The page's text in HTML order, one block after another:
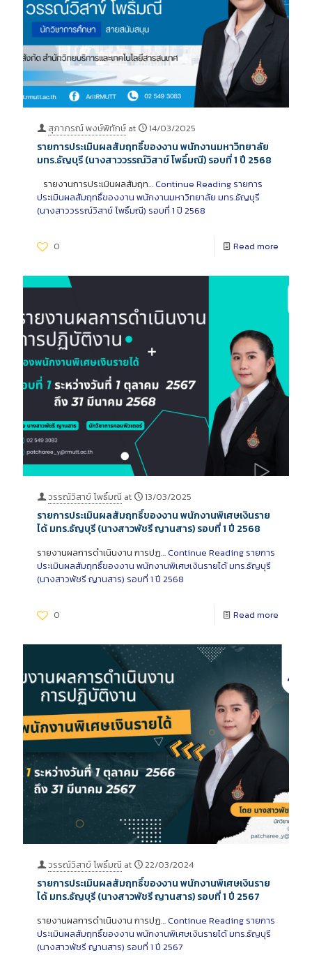
สุภาภรณ์ พงษ์พิทักษ์ at 14/03/2025
รายการประเมินผลสัมฤทธิ์ของงาน พนักงานมหาวิทยาลัย
มทร.ธัญบุรี (นางสาววรรณ์วิสาข์ โพธิ์มณี) รอบที่ 1 ปี 2568
รายงานการประเมินผลสัมฤท… Continue Reading รายการ
ประเมินผลสัมฤทธิ์ของงาน พนักงานมหาวิทยาลัย มทร.ธัญบุรี
(นางสาววรรณ์วิสาข์ โพธิ์มณี) รอบที่ 1 ปี 2568
0 Read more
วรรณ์วิสาข์ โพธิ์มณี at 13/03/2025
รายการประเมินผลสัมฤทธิ์ของงาน พนักงานพิเศษเงินราย
ได้ มทร.ธัญบุรี (นางสาวพัชรี ญานสาร) รอบที่ 1 ปี 2568
รายงานผลการดำเนินงาน การปฏ… Continue Reading รายการ
ประเมินผลสัมฤทธิ์ของงาน พนักงานพิเศษเงินรายได้ มทร.ธัญบุรี
(นางสาวพัชรี ญานสาร) รอบที่ 1 ปี 2568
0 Read more
วรรณ์วิสาข์ โพธิ์มณี at 22/03/2024
รายการประเมินผลสัมฤทธิ์ของงาน พนักงานพิเศษเงินราย
ได้ มทร.ธัญบุรี (นางสาวพัชรี ญานสาร) รอบที่ 1 ปี 2567
รายงานผลการดำเนินงาน การปฏ… Continue Reading รายการ
ประเมินผลสัมฤทธิ์ของงาน พนักงานพิเศษเงินรายได้ มทร.ธัญบุรี
(นางสาวพัชรี ญานสาร) รอบที่ 1 ปี 2567